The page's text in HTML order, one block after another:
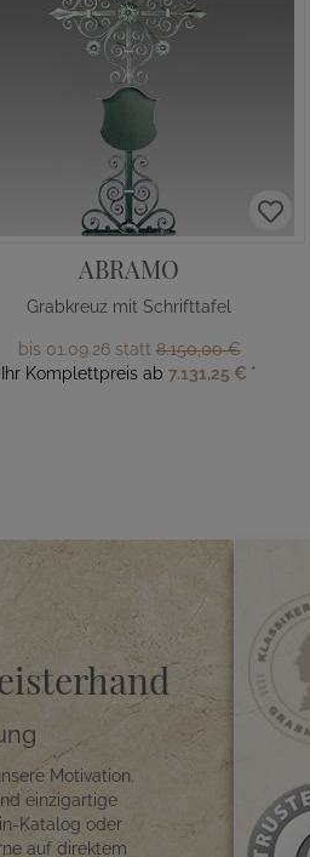
ABRAMO
Grabkreuz mit Schrifttafel
bis 01.09.26 statt8.150,00 €
Ihr Komplettpreis ab 7.131,25 € *
Motivation.
einzigartige
Katalog oder
auf direktem